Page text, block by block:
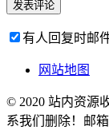
有人回复时邮
网站地图
© 2020 站内资源
系我们删除！邮